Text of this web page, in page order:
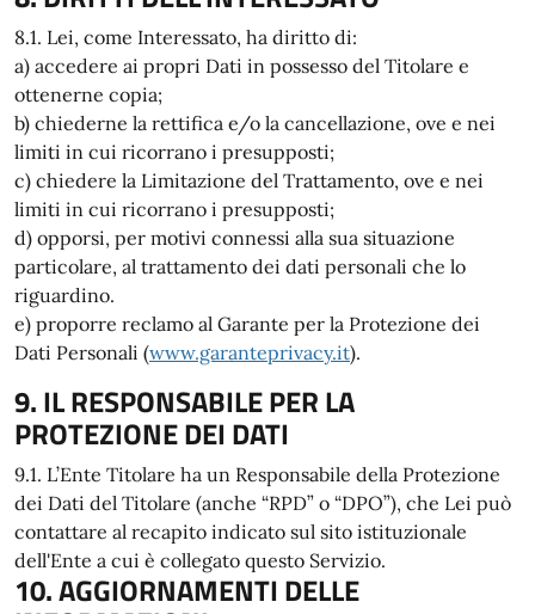
8.1. Lei, come Interessato, ha diritto di:
a) accedere ai propri Dati in possesso del Titolare e
ottenerne copia;
b) chiederne la rettifica e/o la cancellazione, ove e nei
limiti in cui ricorrano i presupposti;
c) chiedere la Limitazione del Trattamento, ove e nei
limiti in cui ricorrano i presupposti;
d) opporsi, per motivi connessi alla sua situazione
particolare, al trattamento dei dati personali che lo
riguardino.
e) proporre reclamo al Garante per la Protezione dei
Dati Personali (www.garanteprivacy.it).
9. IL RESPONSABILE PER LA
PROTEZIONE DEI DATI
9.1. L’Ente Titolare ha un Responsabile della Protezione
dei Dati del Titolare (anche “RPD” o “DPO”), che Lei può
contattare al recapito indicato sul sito istituzionale
dell'Ente a cui è collegato questo Servizio.
10. AGGIORNAMENTI DELLE